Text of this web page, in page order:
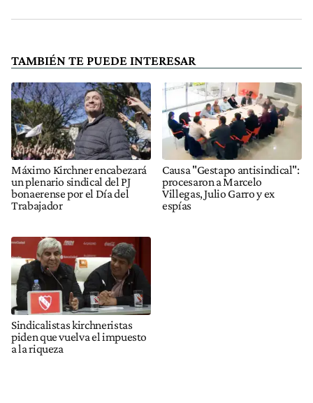
TAMBIÉN TE PUEDE INTERESAR
Máximo Kirchner encabezará
un plenario sindical del PJ
bonaerense por el Día del
Trabajador
Causa "Gestapo antisindical":
procesaron a Marcelo
Villegas, Julio Garro y ex
espías
Sindicalistas kirchneristas
piden que vuelva el impuesto
a la riqueza